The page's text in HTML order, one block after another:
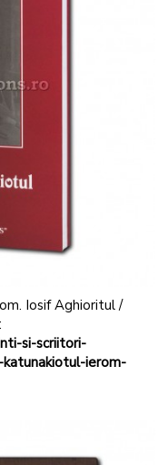
Iosif Aghioritul /
si-scriitori-
ierom-